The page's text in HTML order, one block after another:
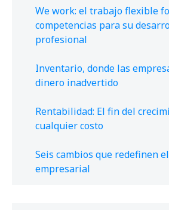
We work: el trabajo flexible
competencias para su
profesional
Inventario, donde las
dinero inadvertido
Rentabilidad: El fin del
cualquier costo
Seis cambios que redefinen
empresarial